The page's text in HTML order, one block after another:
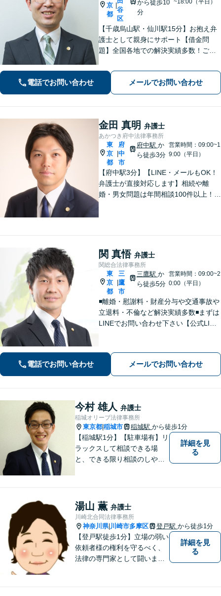
京
都
谷
区
から徒歩10
分
【千歳烏山駅・仙川駅15分】お抱え弁
護士として親身にサポート【借金問
題】全国各地での解決実績多数！ご相
対応で満足度の高い解決を目指します
【相続・遺言】協議・調停・裁判に幅
広く対応【分割払い対応】【電話相談
OK】
電話でお問い合わせ メールでお問い合わせ
金田 真明 弁護士
あかつき府中法律事務所
東
京
都
府
中
市
府中駅 か
ら徒歩3分
営業時間：09:00~1
9:00（平日）
【府中駅3分】【LINE・メールもOK！
弁護士が直接対応します】相続や離
婚・男女問題は年間相談100件以上！慰
回面談は無料】
関 真悟 弁護士
関総合法律事務所
東
京
都
三
鷹
市
三鷹駅 か
ら徒歩5分
営業時間：09:00~2
0:00（平日）
◾️離婚・慰謝料・財産分与や交通事故や
立退料・不倫など解決実績多数◾️まずは
LINEでお問い合わせ下さい【公式LINE
案内します。
電話でお問い合わせ メールでお問い合わせ
今村 雄人 弁護士
稲城オリーブ法律事務所
東京都 稲城市 稲城駅 から徒歩1分
【稲城駅1分】【駐車場有】リ
ラックスして相談できる場
と、できる限り相談のしやす
ください。 ご相談・ご依頼い
ただいた際には、精一杯サポ
ートいたします。
詳細を見
る
湯山 薫 弁護士
川崎北合同法律事務所
神奈川県| 川崎市多摩区 登戸駅 から徒歩1分
【登戸駅徒歩1分】立場の弱い
依頼者様の権利を守るべく、
法律の専門家として闘いま
詳細を見
る